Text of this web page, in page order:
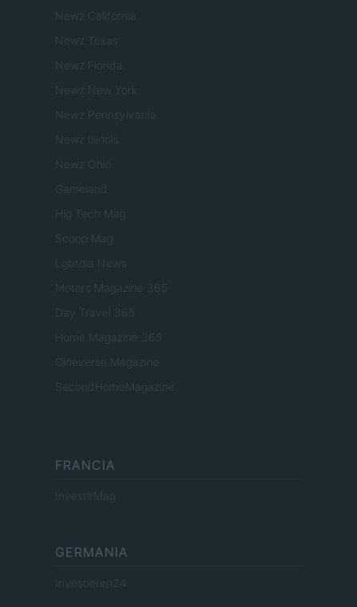
Newz California
Newz Texas
Newz Florida
Newz New York
Newz Pennsylvania
Newz Illinois
Newz Ohio
Gameland
Hig Tech Mag
Scoop Mag
Lgbtqia News
Motors Magazine 365
Day Travel 365
Home Magazine 365
Cineverse Magazine
SecondHomeMagazine
FRANCIA
InvestirMag
GERMANIA
Investieren24